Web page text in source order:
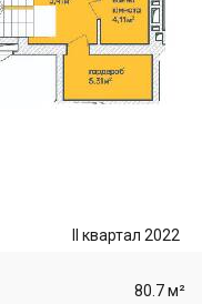
II квартал 2022
80.7 м²